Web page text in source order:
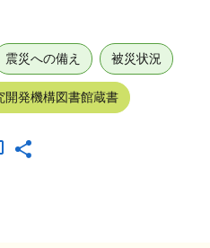
震災への備え 被災状況
開発機構図書館蔵書